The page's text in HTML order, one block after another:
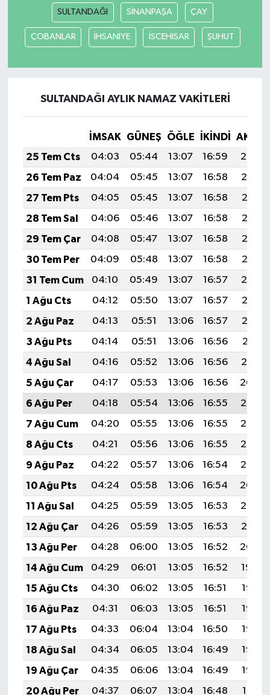
SULTANDAĞI SİNANPAŞA ÇAY
ÇOBANLAR İHSANİYE İSCEHİSAR ŞUHUT
SULTANDAĞI AYLIK NAMAZ VAKITLERI
İMSAK GÜNEŞ ÖĞLE İKINDI
25 Tem Cts
04:03 05:44 13:07 16:59
20:20
26 Tem Paz
04:04 05:45 13:07 16:58
20:19
27 Tem Pts
04:05 05:45 13:07 16:58
20:18
28 Tem Sal
04:06 05:46 13:07 16:58
20:17
29 Tem Çar
04:08 05:47 13:07 16:58
20:16
30 Tem Per
04:09 05:48 13:07 16:58
20:15
31 Tem Cum
04:10 05:49 13:07 16:57
20:14
1 Ağu Cts
04:12 05:50 13:07 16:57
20:13
2 Ağu Paz
04:13 05:51 13:06 16:57
20:12
3 Ağu Pts
04:14 05:51 13:06 16:56
20:11
4 Ağu Sal
04:16 05:52 13:06 16:56
20:10
5 Ağu Çar
04:17 05:53 13:06 16:56
20:09
6 Ağu Per
04:18 05:54 13:06 16:55
20:08
7 Ağu Cum
04:20 05:55 13:06 16:55
20:07
8 Ağu Cts
04:21 05:56 13:06 16:55
20:06
9 Ağu Paz
04:22 05:57 13:06 16:54
20:05
10 Ağu Pts
04:24 05:58 13:06 16:54
20:04
11 Ağu Sal
04:25 05:59 13:05 16:53
20:02
12 Ağu Çar
04:26 05:59 13:05 16:53
20:01
13 Ağu Per
04:28 06:00 13:05 16:52
20:00
14 Ağu Cum
04:29 06:01 13:05 16:52
19:59
15 Ağu Cts
04:30 06:02 13:05 16:51
19:57
16 Ağu Paz
04:31 06:03 13:05 16:51
19:56
17 Ağu Pts
04:33 06:04 13:04 16:50
19:55
18 Ağu Sal
04:34 06:05 13:04 16:49
19:53
19 Ağu Çar
04:35 06:06 13:04 16:49
19:52
20 Ağu Per
04:37 06:07 13:04 16:48
19:51